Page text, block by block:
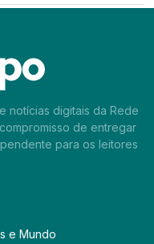
notícias digitais da Rede
de entregar
para os leitores
e Mundo